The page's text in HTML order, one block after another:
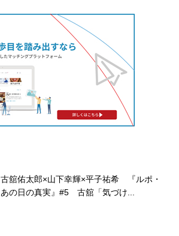
古舘佑太郎×山下幸輝×平子祐希 『ルポ・
あの日の真実』#5 古舘「気づけ...